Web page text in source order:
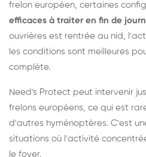
frelon européen, certaines
efficaces à traiter en fin de
ouvrières est rentrée au nid,
les conditions sont meilleures
complète.
Need's Protect peut intervenir
frelons européens, ce qui est
d'autres hyménoptères. C'est
situations où l'activité
le foyer.